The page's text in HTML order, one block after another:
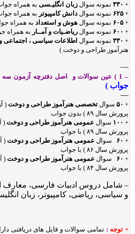
+ ۳۳۰ نمونه سوال زبان انگلیـسی به همراه
+ ۶۲۵ نمونه سوال دانش کامپیوتر به همراه
+ ۶۰۵ نمونه سوال هوش و استعداد به همراه
+ ۶۰۰ نمونه سوال ریاضـیات و آمــار به همراه
+ ۳۳۰ نمونه سوال اطلاعات سیاسی ، اجتماعی
هنرآموز طراحی و دوخت )
—
– 1 ) عین سوالات و اصل دفترچه آزمون سه دوره گذشته :
جواب )
—
+ ۵۰ سوال تخصصی هنرآموز طراحی و دوخت (
پرورش سال ۸۹ ) بدون جواب
+ ۱۰۰ سوال عمومی هنرآموز طراحی و دوخت (
پرورش سال ۸۹ ) با جواب
+ ۶۰ سوال عمومی هنرآموز طراحی و دوخت (
پرورش سال ۸۶ ) با جواب
+ ۶۰ سوال عمومی هنرآموز طراحی و دوخت (
پرورش سال ۸۴ ) با جواب
– شامل دروس ادبیات فارسی، معارف
و سیاسی، ریاضی، کامپیوتر، زبان
+ توجه : تمامی سوالات و فایل های دریافتی